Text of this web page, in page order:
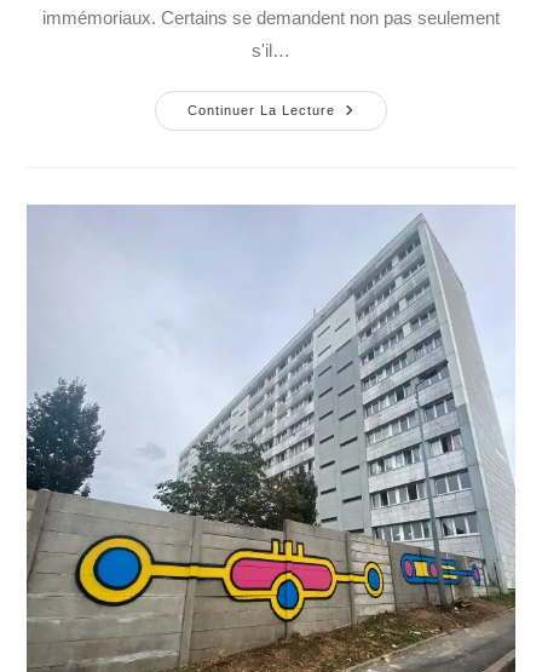
immémoriaux. Certains se demandent non pas seulement
s'il…
Continuer La Lecture